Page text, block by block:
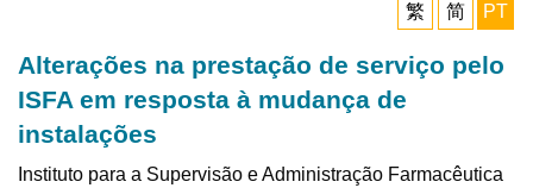
繁
简 PT
Alterações na prestação de serviço pelo
ISFA em resposta à mudança de
instalações
Instituto para a Supervisão e Administração Farmacêutica